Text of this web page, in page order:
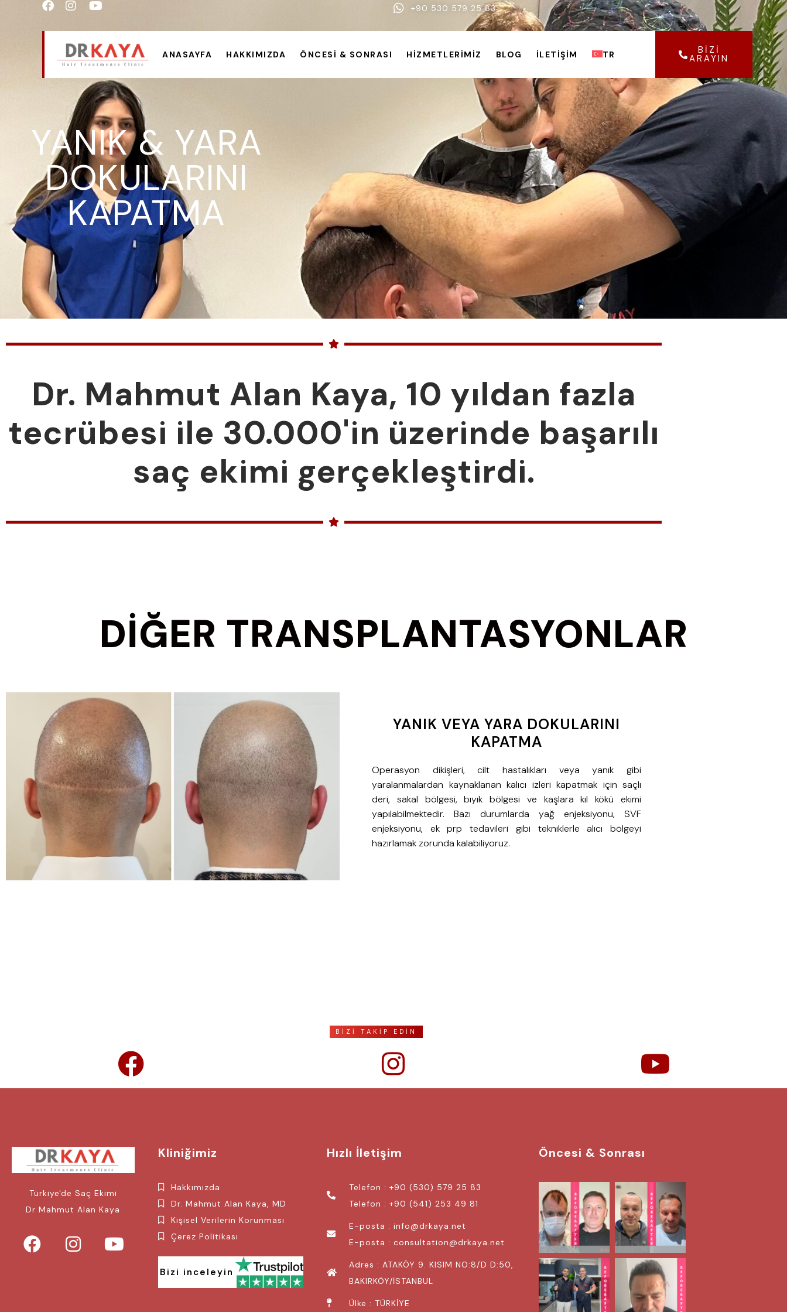
+90 530 579 25 83
ANASAYFA HAKKIMIZDA ÖNCESI & SONRASI HIZMETLERIMIZ BLOG İLETIŞIM TR BİZİ
ARAYIN
YANIK & YARA
DOKULARINI
KAPATMA
Dr. Mahmut Alan Kaya, 10 yıldan fazla
tecrübesi ile 30.000'in üzerinde başarılı
saç ekimi gerçekleştirdi.
DİĞER TRANSPLANTASYONLAR
YANIK VEYA YARA DOKULARINI
KAPATMA
Operasyon dikişleri, cilt hastalıkları veya yanık gibi
yaralanmalardan kaynaklanan kalıcı izleri kapatmak için saçlı
deri, sakal bölgesi, bıyık bölgesi ve kaşlara kıl kökü ekimi
yapılabilmektedir. Bazı durumlarda yağ enjeksiyonu, SVF
enjeksiyonu, ek prp tedavileri gibi tekniklerle alıcı bölgeyi
hazırlamak zorunda kalabiliyoruz.
BİZİ TAKİP EDİN
Türkiye'de Saç Ekimi
Dr Mahmut Alan Kaya
Kliniğimiz
Hakkımızda
Dr. Mahmut Alan Kaya, MD
Kişisel Verilerin Korunması
Çerez Politikası
Bizi inceleyin
Hızlı İletişim
Telefon : +90 (530) 579 25 83
Telefon : +90 (541) 253 49 81
E-posta : info@drkaya.net
E-posta : consultation@drkaya.net
Adres : ATAKÖY 9. KISIM NO:8/D D:50,
BAKIRKÖY/İSTANBUL
Ülke : TÜRKİYE
Öncesi & Sonrası